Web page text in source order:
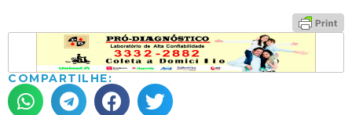
COMPARTILHE: